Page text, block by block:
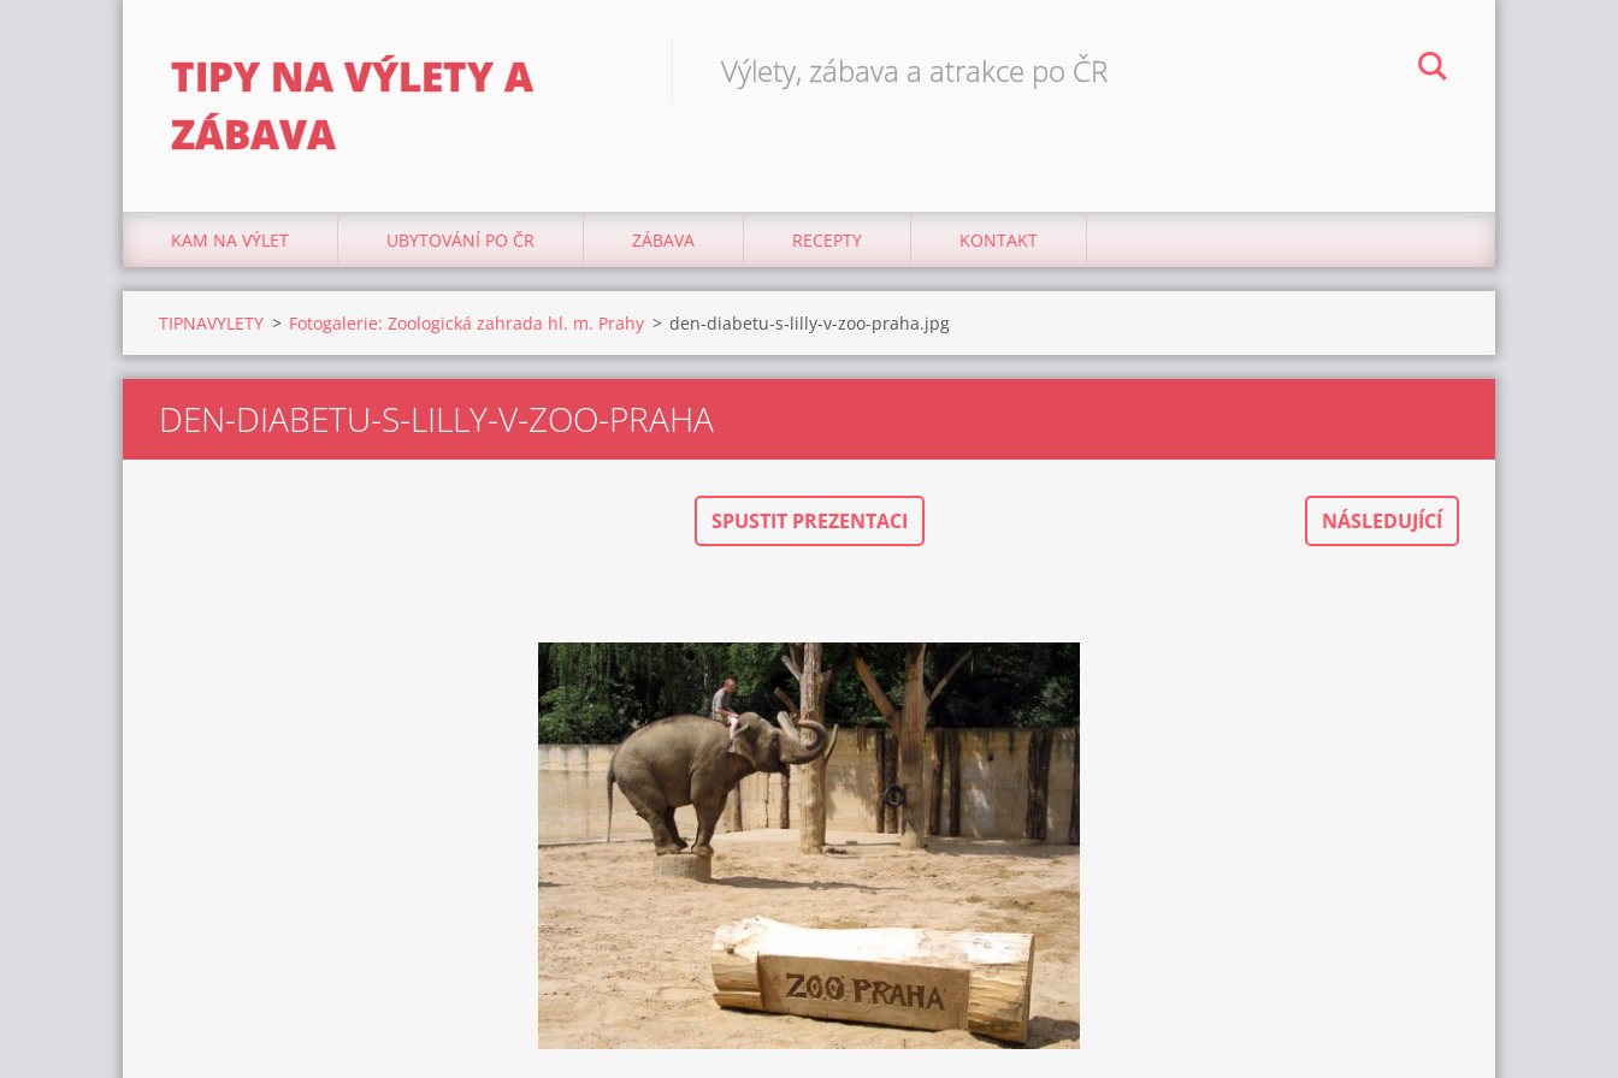
TIPY NA VÝLETY A
ZÁBAVA
Výlety, zábava a atrakce po ČR
KAM NA VÝLET UBYTOVÁNÍ PO ČR ZÁBAVA RECEPTY KONTAKT
TIPNAVYLETY > Fotogalerie: Zoologická zahrada hl. m. Prahy > den-diabetu-s-lilly-v-zoo-praha.jpg
DEN-DIABETU-S-LILLY-V-ZOO-PRAHA
SPUSTIT PREZENTACI NÁSLEDUJÍCÍ